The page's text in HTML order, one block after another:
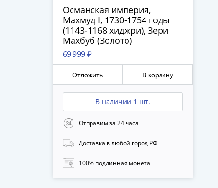
Османская империя,
Махмуд I, 1730-1754 годы
(1143-1168 хиджри), Зери
Махбуб (Золото)
69 999 ₽
Отложить В корзину
В наличии 1 шт.
Отправим за 24 часа
Доставка в любой город РФ
100% подлинная монета